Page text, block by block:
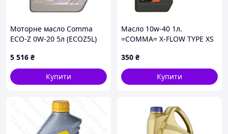
Моторне масло Comma
ECO-Z 0W-20 5л (ECOZ5L)
5 516 ₴
Купити
Масло 10w-40 1л.
=COMMA= X-FLOW TYPE XS
350 ₴
Купити